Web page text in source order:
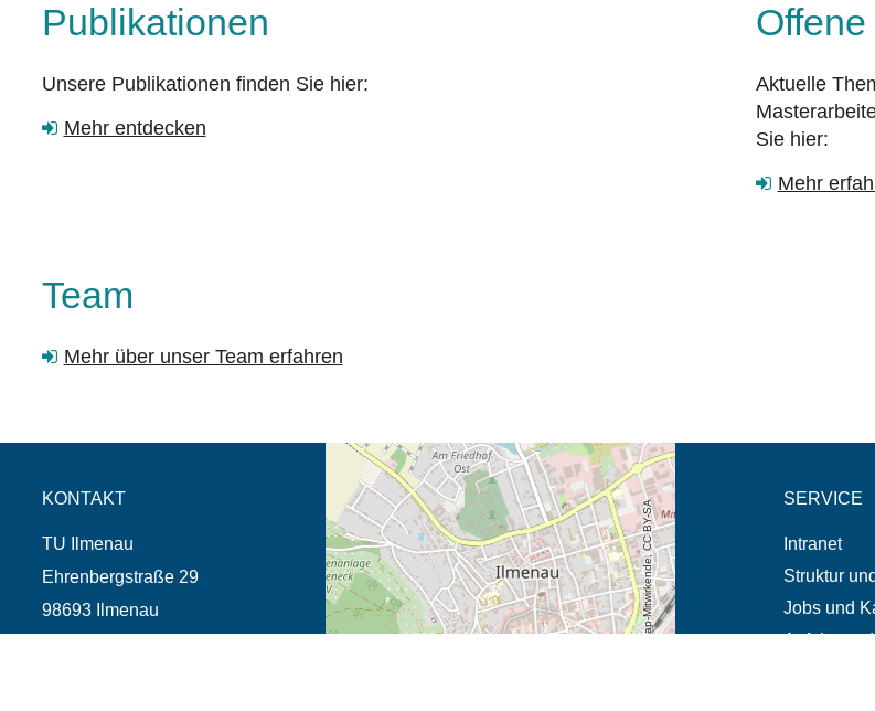
Publikationen
Unsere Publikationen finden Sie hier:
Mehr entdecken
Aktuelle
Sie hier:
Mehr
Team
Mehr über unser Team erfahren
KONTAKT
TU Ilmenau
Ehrenbergstraße 29
98693 Ilmenau
Öffnet die Anfahrtsbeschreibung in neuem
Tab (Karte)
© OpenStreetMap-Mitwirkende, CC BY-SA SERVICE
Intranet
Struktur
Jobs und
Anfahrt